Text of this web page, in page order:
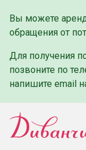
Вы можете
обращения от
Для получения
позвоните по
напишите email